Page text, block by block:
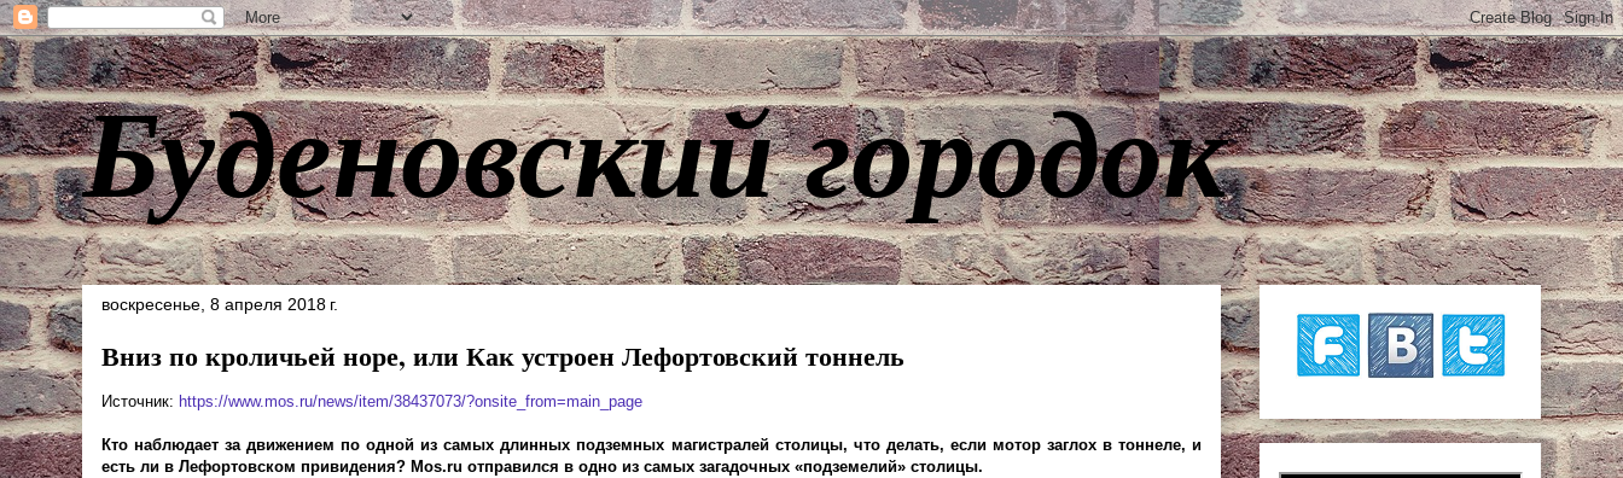
Буденовский городок
воскресенье, 8 апреля 2018 г.
Вниз по кроличьей норе, или Как устроен Лефортовский тоннель
Источник: https://www.mos.ru/news/item/38437073/?onsite_from=main_page
Кто наблюдает за движением по одной из самых длинных подземных магистралей столицы, что делать, если мотор заглох в тоннеле, и
есть ли в Лефортовском привидения? Mos.ru отправился в одно из самых загадочных «подземелий» столицы.